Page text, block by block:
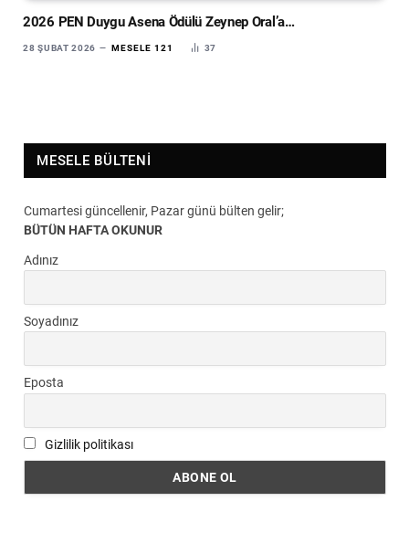
2026 PEN Duygu Asena Ödülü Zeynep Oral’a…
28 ŞUBAT 2026 MESELE 121 37
MESELE BÜLTENI
Cumartesi güncellenir, Pazar günü bülten gelir;
BÜTÜN HAFTA OKUNUR
Adınız
Soyadınız
Eposta
Gizlilik politikası